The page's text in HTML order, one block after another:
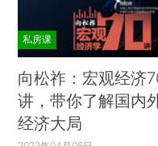
私房课
向松祚：宏观经济
讲，带你了解国内
经济大局